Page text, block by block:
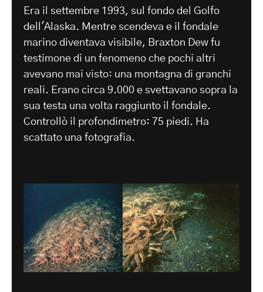
Era il settembre 1993, sul fondo del Golfo
dell'Alaska. Mentre scendeva e il fondale
marino diventava visibile, Braxton Dew fu
testimone di un fenomeno che pochi altri
avevano mai visto: una montagna di granchi
reali. Erano circa 9.000 e svettavano sopra la
sua testa una volta raggiunto il fondale.
Controllò il profondimetro: 75 piedi. Ha
scattato una fotografia.